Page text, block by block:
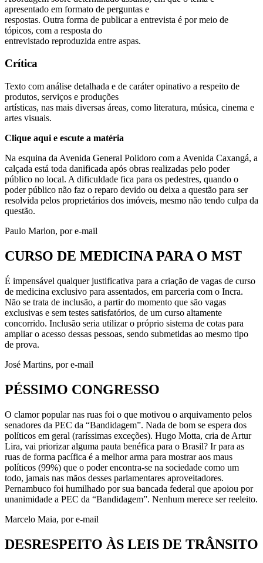
apresentado em formato de perguntas e
respostas. Outra forma de publicar a entrevista é por meio de
tópicos, com a resposta do
entrevistado reproduzida entre aspas.
Crítica
Texto com análise detalhada e de caráter opinativo a respeito de
produtos, serviços e produções
artísticas, nas mais diversas áreas, como literatura, música, cinema e
artes visuais.
Clique aqui e escute a matéria
Na esquina da Avenida General Polidoro com a Avenida Caxangá, a
calçada está toda danificada após obras realizadas pelo poder
público no local. A dificuldade fica para os pedestres, quando o
poder público não faz o reparo devido ou deixa a questão para ser
resolvida pelos proprietários dos imóveis, mesmo não tendo culpa da
questão.
Paulo Marlon, por e-mail
CURSO DE MEDICINA PARA O MST
É impensável qualquer justificativa para a criação de vagas de curso
de medicina exclusivo para assentados, em parceria com o Incra.
Não se trata de inclusão, a partir do momento que são vagas
exclusivas e sem testes satisfatórios, de um curso altamente
concorrido. Inclusão seria utilizar o próprio sistema de cotas para
ampliar o acesso dessas pessoas, sendo submetidas ao mesmo tipo
de prova.
José Martins, por e-mail
PÉSSIMO CONGRESSO
O clamor popular nas ruas foi o que motivou o arquivamento pelos
senadores da PEC da “Bandidagem”. Nada de bom se espera dos
políticos em geral (raríssimas exceções). Hugo Motta, cria de Artur
Lira, vai priorizar alguma pauta benéfica para o Brasil? Ir para as
ruas de forma pacífica é a melhor arma para mostrar aos maus
políticos (99%) que o poder encontra-se na sociedade como um
todo, jamais nas mãos desses parlamentares aproveitadores.
Pernambuco foi humilhado por sua bancada federal que apoiou por
unanimidade a PEC da “Bandidagem”. Nenhum merece ser reeleito.
Marcelo Maia, por e-mail
DESRESPEITO ÀS LEIS DE TRÂNSITO